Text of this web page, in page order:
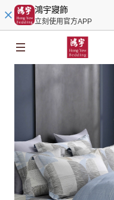
鴻宇寢飾
立刻使用官方APP